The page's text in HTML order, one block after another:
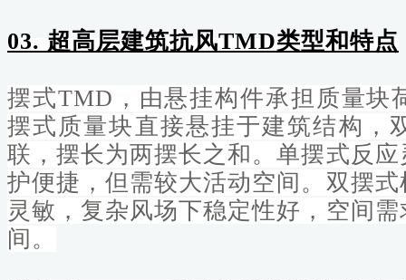
03. 超高层建筑抗风TMD类型和特点
摆式TMD ， 由悬挂构件承担质量块
摆式质量块直接悬挂于建筑结构，
联，摆长为两摆长之和。单摆式反
护便捷，但需较大活动空间。双摆
灵敏，复杂风场下稳定性好，空间
间。